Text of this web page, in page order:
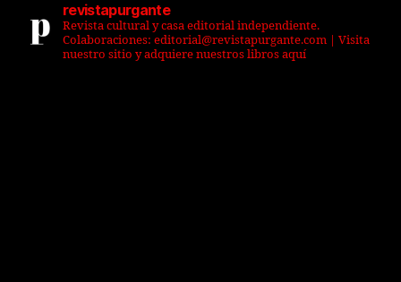
revistapurgante
Revista cultural y casa editorial independiente.
Colaboraciones: editorial@revistapurgante.com | Visita
nuestro sitio y adquiere nuestros libros aquí